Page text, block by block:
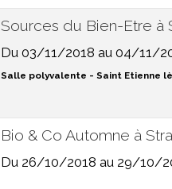
Sources du Bien-Etre à
Du 03/11/2018 au 04/11/
Salle polyvalente - Saint Etienne
Bio & Co Automne à
Du 26/10/2018 au 29/10/